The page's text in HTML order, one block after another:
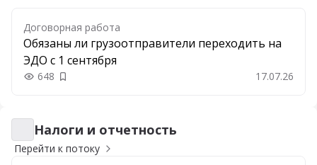
Договорная работа
Обязаны ли грузоотправители переходить на
ЭДО с 1 сентября
648 Добавить в закладки 17.07.26
Налоги и отчетность
Налоги и отчетность
Перейти к потоку